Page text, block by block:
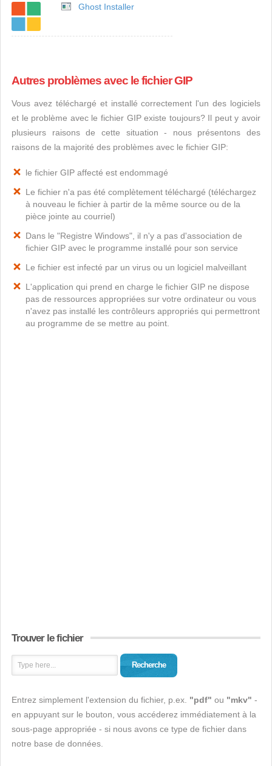
Ghost Installer
Autres problèmes avec le fichier GIP
Vous avez téléchargé et installé correctement l'un des logiciels
et le problème avec le fichier GIP existe toujours? Il peut y avoir
plusieurs raisons de cette situation - nous présentons des
raisons de la majorité des problèmes avec le fichier GIP:
le fichier GIP affecté est endommagé
Le fichier n'a pas été complètement téléchargé (téléchargez
à nouveau le fichier à partir de la même source ou de la
pièce jointe au courriel)
Dans le "Registre Windows", il n'y a pas d'association de
fichier GIP avec le programme installé pour son service
Le fichier est infecté par un virus ou un logiciel malveillant
L'application qui prend en charge le fichier GIP ne dispose
pas de ressources appropriées sur votre ordinateur ou vous
n'avez pas installé les contrôleurs appropriés qui permettront
au programme de se mettre au point.
Trouver le fichier
Recherche
Entrez simplement l'extension du fichier, p.ex. "pdf" ou "mkv" -
en appuyant sur le bouton, vous accéderez immédiatement à la
sous-page appropriée - si nous avons ce type de fichier dans
notre base de données.